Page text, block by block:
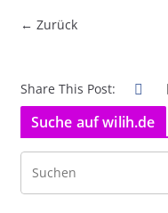
← Zurück
Share This Post:
Suche auf wilih.de